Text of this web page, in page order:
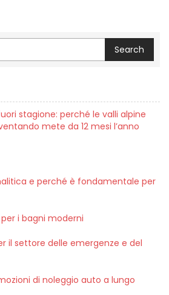
Search
stagione: perché le valli alpine
mete da 12 mesi l’anno
e perché è fondamentale per
i bagni moderni
il settore delle emergenze e del
di noleggio auto a lungo